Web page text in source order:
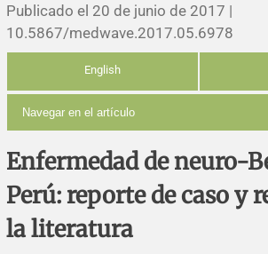
Editoriales
Comentarios
Cartas a los editores
Errata y notas de reserva
Agradecimientos
Estudios originales
Estudios cualitativos
Revisiones sistemáticas
Protocolos
Análisis
Revisiones clínicas
Artículos de revisión
Comunicaciones breves
Problemas de salud pública
Reporte de caso
Publicado el 20 de junio de 2017 |
10.5867/medwave.2017.05.6978
English
Enfermedad de neuro-
Perú: reporte de caso y
la literatura